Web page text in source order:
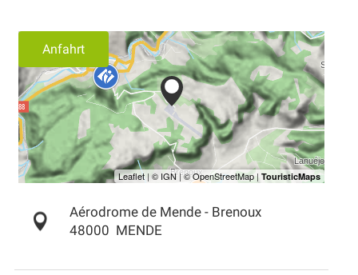
Anfahrt
Aérodrome de Mende - Brenoux
48000 MENDE